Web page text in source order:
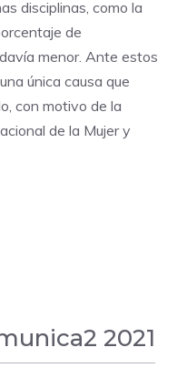
disciplinas, como la
de
menor. Ante estos
única causa que
con motivo de la
de la Mujer y
2021